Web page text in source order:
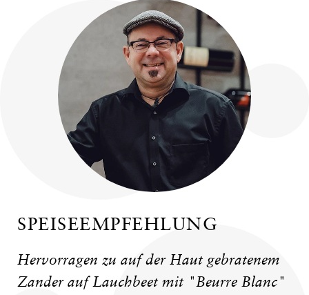
SPEISEEMPFEHLUNG
Hervorragen zu auf der Haut gebratenem
Zander auf Lauchbeet mit "Beurre Blanc"